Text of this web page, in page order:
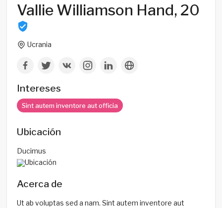
Vallie Williamson Hand, 20
Ucrania
Intereses
Sint autem inventore aut officia
Ubicación
Ducimus
Acerca de
Ut ab voluptas sed a nam. Sint autem inventore aut